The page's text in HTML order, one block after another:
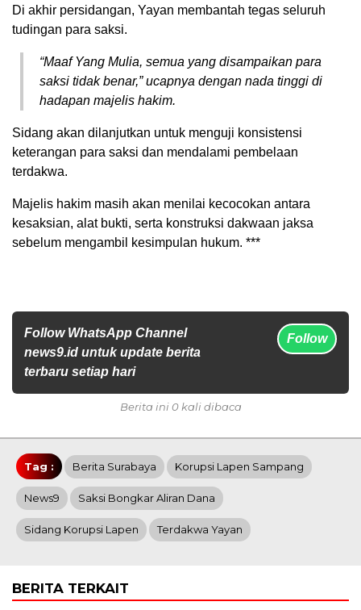
Di akhir persidangan, Yayan membantah tegas seluruh
tudingan para saksi.
“Maaf Yang Mulia, semua yang disampaikan para
saksi tidak benar,” ucapnya dengan nada tinggi di
hadapan majelis hakim.
Sidang akan dilanjutkan untuk menguji konsistensi
keterangan para saksi dan mendalami pembelaan
terdakwa.
Majelis hakim masih akan menilai kecocokan antara
kesaksian, alat bukti, serta konstruksi dakwaan jaksa
sebelum mengambil kesimpulan hukum. ***
Follow WhatsApp Channel
news9.id untuk update berita
terbaru setiap hari
Follow
Berita ini 0 kali dibaca
Tag : Berita Surabaya Korupsi Lapen Sampang
News9 Saksi Bongkar Aliran Dana
Sidang Korupsi Lapen Terdakwa Yayan
BERITA TERKAIT